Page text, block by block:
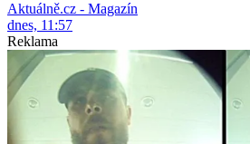
Aktuálně.cz - Magazín
dnes, 11:57
Reklama